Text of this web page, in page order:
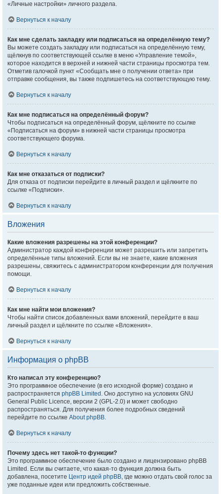
«Личные настройки» личного раздела.
Вернуться к началу
Как мне сделать закладку или подписаться на определённую тему?
Вы можете создать закладку или подписаться на определённую тему,
щёлкнув по соответствующей ссылке в меню «Управление темой»,
которое находится в верхней и нижней части страницы просмотра тем.
Отметив галочкой пункт «Сообщать мне о получении ответа» при
отправке сообщения, вы также подпишетесь на соответствующую тему.
Вернуться к началу
Как мне подписаться на определённый форум?
Чтобы подписаться на определённый форум, щёлкните по ссылке
«Подписаться на форум» в нижней части страницы просмотра
соответствующего форума.
Вернуться к началу
Как мне отказаться от подписки?
Для отказа от подписки перейдите в личный раздел и щёлкните по
ссылке «Подписки».
Вернуться к началу
Вложения
Какие вложения разрешены на этой конференции?
Администратор каждой конференции может разрешить или запретить
определённые типы вложений. Если вы не знаете, какие вложения
разрешены, свяжитесь с администратором конференции для получения
помощи.
Вернуться к началу
Как мне найти мои вложения?
Чтобы найти список добавленных вами вложений, перейдите в ваш
личный раздел и щёлкните по ссылке «Вложения».
Вернуться к началу
Информация о phpBB
Кто написал эту конференцию?
Это программное обеспечение (в его исходной форме) создано и
распространяется phpBB Limited . Оно доступно на условиях GNU
General Public Licence, версии 2 (GPL-2.0) и может свободно
распространяться. Для получения более подробных сведений
перейдите по ссылке About phpBB.
Вернуться к началу
Почему здесь нет такой-то функции?
Это программное обеспечение было создано и лицензировано phpBB
Limited. Если вы считаете, что какая-то функция должна быть
добавлена, посетите Центр идей phpBB, где можно отдать свой голос за
уже поданные идеи или предложить собственные.